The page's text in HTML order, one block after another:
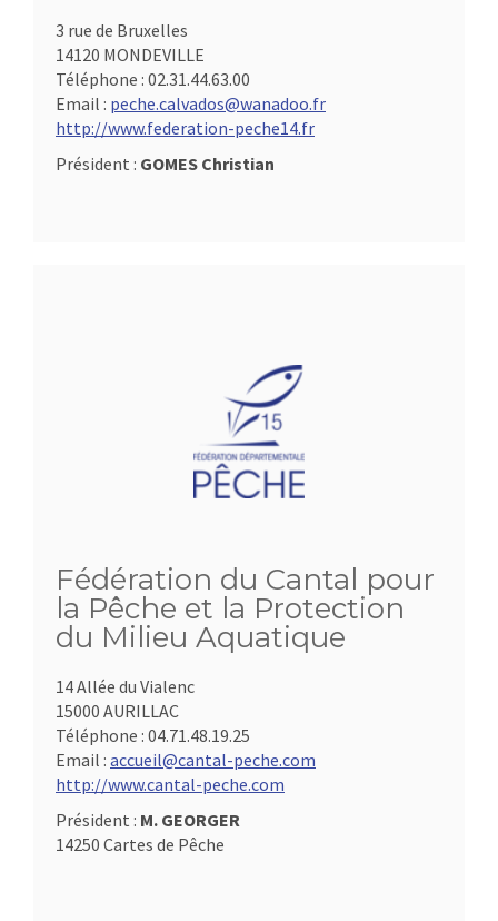
3 rue de Bruxelles
14120 MONDEVILLE
Téléphone : 02.31.44.63.00
Email : peche.calvados@wanadoo.fr
http://www.federation-peche14.fr
Président : GOMES Christian
Fédération du Cantal pour
la Pêche et la Protection
du Milieu Aquatique
14 Allée du Vialenc
15000 AURILLAC
Téléphone : 04.71.48.19.25
Email : accueil@cantal-peche.com
http://www.cantal-peche.com
Président : M. GEORGER
14250 Cartes de Pêche